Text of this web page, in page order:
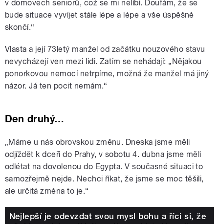
v domovech seniorů, což se mi nelíbí. Doufám, že se
bude situace vyvíjet stále lépe a lépe a vše úspěšně
skončí.“
Vlasta a její 73letý manžel od začátku nouzového stavu
nevycházejí ven mezi lidi. Zatím se nehádají: „Nějakou
ponorkovou nemocí netrpíme, možná že manžel má jiný
názor. Já ten pocit nemám.“
Den druhý…
„Máme u nás obrovskou změnu. Dneska jsme měli
odjíždět k dceři do Prahy, v sobotu 4. dubna jsme měli
odlétat na dovolenou do Egypta. V současné situaci to
samozřejmě nejde. Nechci říkat, že jsme se moc těšili,
ale určitá změna to je.“
Nejlepší je odevzdat svou mysl bohu a říci si, že